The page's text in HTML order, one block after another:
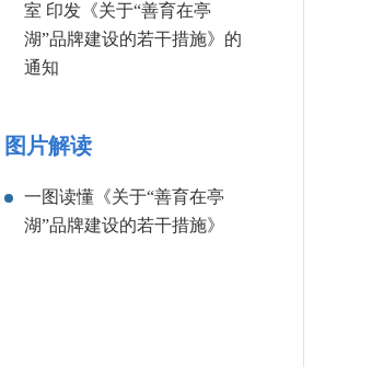
室 印发《关于“善育在亭
湖”品牌建设的若干措施》的
通知
图片解读
一图读懂《关于“善育在亭
湖”品牌建设的若干措施》